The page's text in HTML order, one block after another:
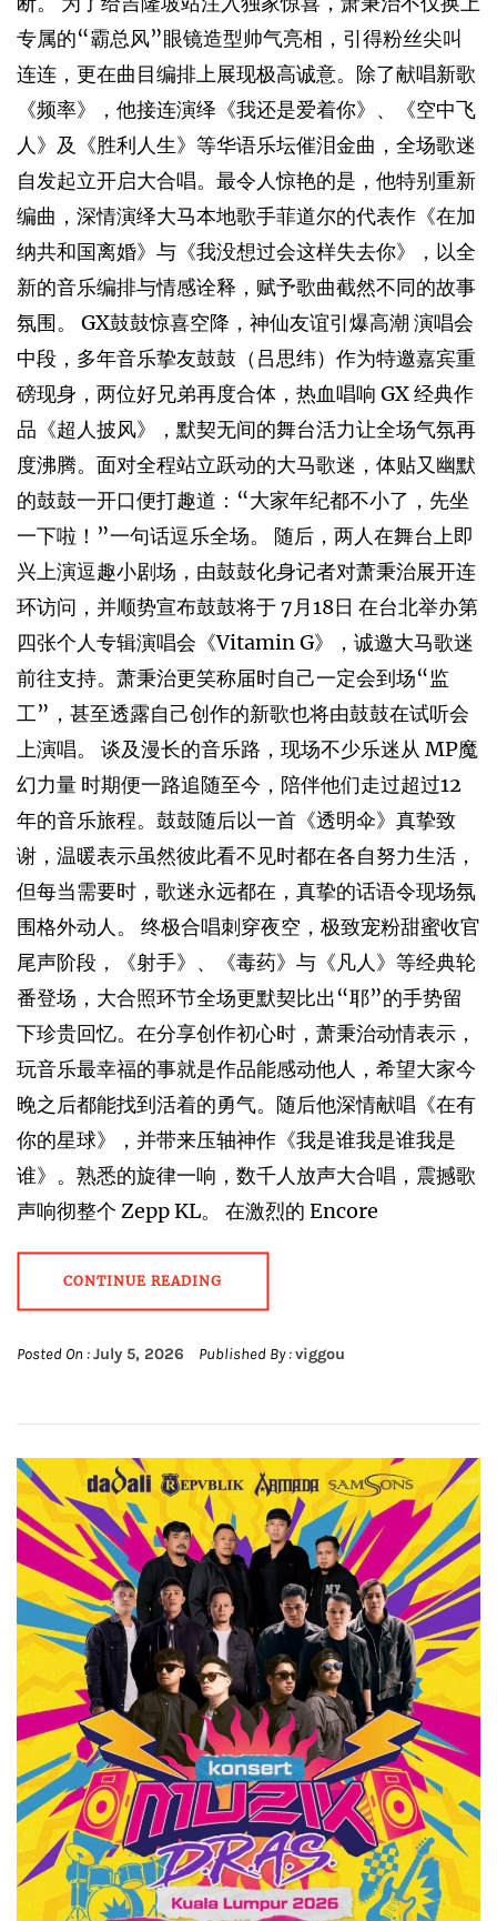
专属的“霸总风”眼镜造型帅气亮相，引得粉丝尖叫
连连，更在曲目编排上展现极高诚意。除了献唱新歌
《频率》，他接连演绎《我还是爱着你》、《空中飞
人》及《胜利人生》等华语乐坛催泪金曲，全场歌迷
自发起立开启大合唱。最令人惊艳的是，他特别重新
编曲，深情演绎大马本地歌手菲道尔的代表作《在加
纳共和国离婚》与《我没想过会这样失去你》，以全
新的音乐编排与情感诠释，赋予歌曲截然不同的故事
氛围。 GX鼓鼓惊喜空降，神仙友谊引爆高潮 演唱会
中段，多年音乐挚友鼓鼓（吕思纬）作为特邀嘉宾重
磅现身，两位好兄弟再度合体，热血唱响 GX 经典作
品《超人披风》，默契无间的舞台活力让全场气氛再
度沸腾。面对全程站立跃动的大马歌迷，体贴又幽默
的鼓鼓一开口便打趣道：“大家年纪都不小了，先坐
一下啦！”一句话逗乐全场。 随后，两人在舞台上即
兴上演逗趣小剧场，由鼓鼓化身记者对萧秉治展开连
环访问，并顺势宣布鼓鼓将于 7月18日 在台北举办第
四张个人专辑演唱会《Vitamin G》，诚邀大马歌迷
前往支持。萧秉治更笑称届时自己一定会到场“监
工”，甚至透露自己创作的新歌也将由鼓鼓在试听会
上演唱。 谈及漫长的音乐路，现场不少乐迷从 MP魔
幻力量 时期便一路追随至今，陪伴他们走过超过12
年的音乐旅程。鼓鼓随后以一首《透明伞》真挚致
谢，温暖表示虽然彼此看不见时都在各自努力生活，
但每当需要时，歌迷永远都在，真挚的话语令现场氛
围格外动人。 终极合唱刺穿夜空，极致宠粉甜蜜收官
尾声阶段，《射手》、《毒药》与《凡人》等经典轮
番登场，大合照环节全场更默契比出“耶”的手势留
下珍贵回忆。在分享创作初心时，萧秉治动情表示，
玩音乐最幸福的事就是作品能感动他人，希望大家今
晚之后都能找到活着的勇气。随后他深情献唱《在有
你的星球》，并带来压轴神作《我是谁我是谁我是
谁》。熟悉的旋律一响，数千人放声大合唱，震撼歌
声响彻整个 Zepp KL。 在激烈的 Encore
CONTINUE READING
Posted On :July 5, 2026 Published By :viggou